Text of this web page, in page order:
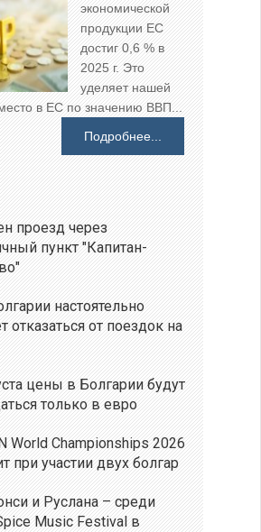
экономической
продукции ЕС
достиг 0,6 % в
2025 г. Это
уделяет нашей
в ЕС по значению ВВП...
Подробнее...
проезд через
пункт "Капитан-
настоятельно
отказаться от поездок на
цены в Болгарии будут
только в евро
World Championships 2026
при участии двух болгар
и Руслана – среди
Music Festival в